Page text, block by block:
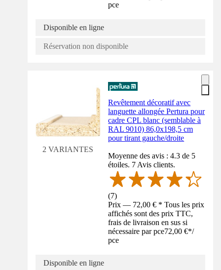
pce
Disponible en ligne
Réservation non disponible
2 VARIANTES
Revêtement décoratif avec
languette allongée Pertura pour
cadre CPL blanc (semblable à
RAL 9010) 86,0x198,5 cm
pour tirant gauche/droite
Moyenne des avis : 4.3 de 5
étoiles. 7 Avis clients.
(7)
Prix — 72,00 € * Tous les prix
affichés sont des prix TTC,
frais de livraison en sus si
nécessaire par pce72,00 €*/
pce
Disponible en ligne